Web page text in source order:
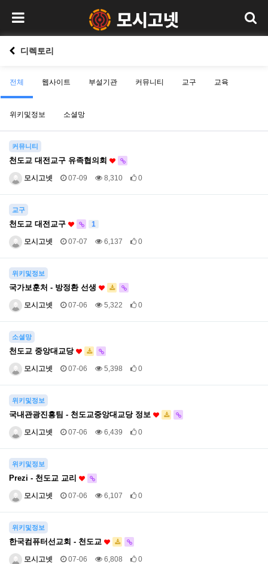
디렉토리
전체 웹사이트 부설기관 커뮤니티 교구 교육
위키및정보 소셜망
커뮤니티
천도교 대전교구 유족협의회
모시고넷 07-09 8,310 0
교구
천도교 대전교구 1
모시고넷 07-07 6,137 0
위키및정보
국가보훈처 - 방정환 선생
모시고넷 07-06 5,322 0
소셜망
천도교 중앙대교당
모시고넷 07-06 5,398 0
위키및정보
국내관광진흥팀 - 천도교중앙대교당 정보
모시고넷 07-06 6,439 0
위키및정보
Prezi - 천도교 교리
모시고넷 07-06 6,107 0
위키및정보
한국컴퓨터선교회 - 천도교
모시고넷 07-06 6,808 0